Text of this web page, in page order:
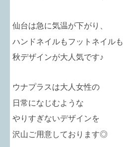
仙台は急に気温が下がり、
ハンドネイルもフットネイルも
秋デザインが大人気です♪
ウナプラスは大人女性の
日常になじむような
やりすぎないデザインを
沢山ご用意しております◎